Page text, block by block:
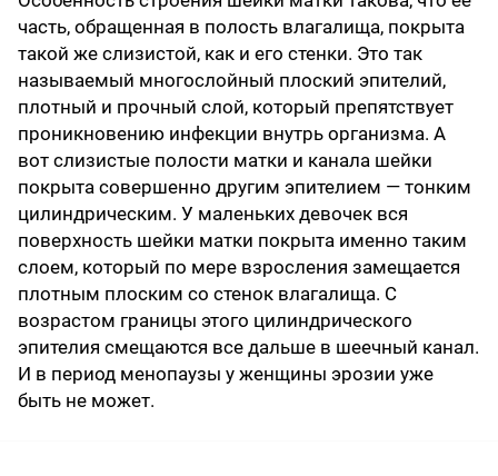
часть, обращенная в полость влагалища, покрыта
такой же слизистой, как и его стенки. Это так
называемый многослойный плоский эпителий,
плотный и прочный слой, который препятствует
проникновению инфекции внутрь организма. А
вот слизистые полости матки и канала шейки
покрыта совершенно другим эпителием — тонким
цилиндрическим. У маленьких девочек вся
поверхность шейки матки покрыта именно таким
слоем, который по мере взросления замещается
плотным плоским со стенок влагалища. С
возрастом границы этого цилиндрического
эпителия смещаются все дальше в шеечный канал.
И в период менопаузы у женщины эрозии уже
быть не может.